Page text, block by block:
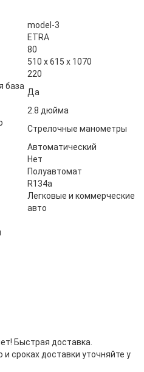
model-3
ETRA
80
510 x 615 x 1070
220
база
Да
2.8 дюйма
Стрелочные манометры
Автоматический
Нет
Полуавтомат
R134a
Легковые и коммерческие
авто
Быстрая доставка.
сроках доставки уточняйте у